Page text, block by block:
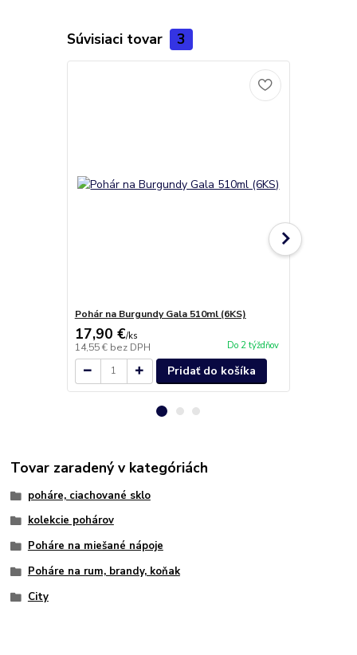
Súvisiaci tovar 3
Pohár na Burgundy Gala 510ml (6KS)
17,90 €/ks
14,55 € bez DPH Do 2 týždňov
Pridať do košíka
Tovar zaradený v kategóriách
poháre, ciachované sklo
kolekcie pohárov
Poháre na miešané nápoje
Poháre na rum, brandy, koňak
City